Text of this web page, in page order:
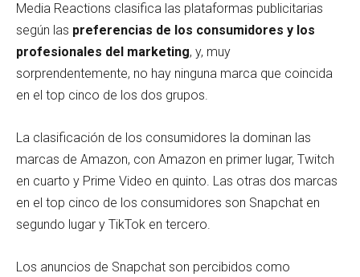
Media Reactions clasifica las plataformas publicitarias
según las preferencias de los consumidores y los
profesionales del marketing, y, muy
sorprendentemente, no hay ninguna marca que coincida
en el top cinco de los dos grupos.
La clasificación de los consumidores la dominan las
marcas de Amazon, con Amazon en primer lugar, Twitch
en cuarto y Prime Video en quinto. Las otras dos marcas
en el top cinco de los consumidores son Snapchat en
segundo lugar y TikTok en tercero.
Los anuncios de Snapchat son percibidos como